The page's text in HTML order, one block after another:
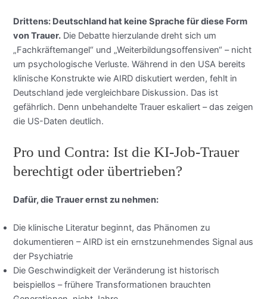
Drittens: Deutschland hat keine Sprache für diese Form
von Trauer. Die Debatte hierzulande dreht sich um
„Fachkräftemangel“ und „Weiterbildungsoffensiven“ – nicht
um psychologische Verluste. Während in den USA bereits
klinische Konstrukte wie AIRD diskutiert werden, fehlt in
Deutschland jede vergleichbare Diskussion. Das ist
gefährlich. Denn unbehandelte Trauer eskaliert – das zeigen
die US-Daten deutlich.
Pro und Contra: Ist die KI-Job-Trauer
berechtigt oder übertrieben?
Dafür, die Trauer ernst zu nehmen:
Die klinische Literatur beginnt, das Phänomen zu
dokumentieren – AIRD ist ein ernstzunehmendes Signal aus
der Psychiatrie
Die Geschwindigkeit der Veränderung ist historisch
beispiellos – frühere Transformationen brauchten